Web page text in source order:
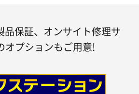
品保証、オンサイト修理サ
オプションもご用意!